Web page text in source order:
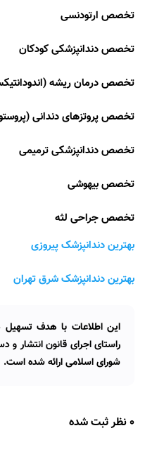
تخصص ارتودنسی
تخصص دندانپزشکی کودکان
تخصص درمان ریشه
تخصص پروتزهای دندانی
تخصص دندانپزشکی ترمیمی
تخصص بیهوشی
تخصص جراحی لثه
بهترین دندانپزشک پیروزی
بهترین دندانپزشک شرق تهران
این اطلاعات با هدف
راستای اجرای قانون انتشار
شورای اسلامی ارائه شده است.
0 نظر ثبت شده